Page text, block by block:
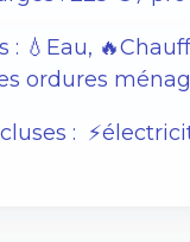
: 💧Eau,
ordures
: